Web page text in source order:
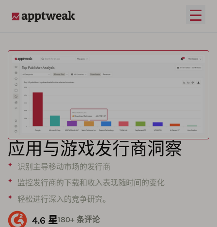
打开
应用与游戏发行商洞察
识别主导移动市场的发行商
监控发行商的下载和收入表现随时间的变化
轻松进行深入的竞争研究。
4.6 星180+ 条评论